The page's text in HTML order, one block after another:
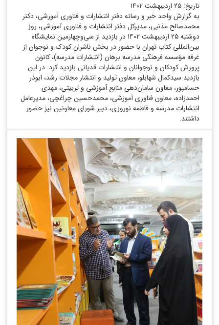
تاریخ: ۲۵ اردیبهشت ۱۴۰۲
به گزارش واحد خبر و رسانه دفتر انتشارات و فناوری آموزشی، دکتر
محمدصالح مذنبی، مدیرکل دفتر انتشارات و فناوری آموزشی، روز
دو‌شنبه ۲۵ اردیبهشت‌ ١۴٠٢ در بازدید از سی‌وچهارمین نمایشگاه
بین‌المللی کتاب تهران با حضور در بخش ناشران کودک و نوجوان از
غرفه مؤسسه فرهنگی مدرسه برهان (انتشارات مدرسه)، کانون
پرورش کودکان و نوجوانان و انتشارات قدیانی بازدید کرد. در این
بازدید سیدکمال شهابلو، معاون تولید و انتشار مجلات رشد، ابوذر
حسامپور، معاون سامان‌دهی منابع آموزشی و تربیتی، مهدی
احمدزاده، معاون فناوری آموزشی، محمدحسین چراغچی، مدیرعامل
انتشارات مدرسه و فاطمه نوروزی، دبیر شورای معاونین نیز حضور
داشتند.